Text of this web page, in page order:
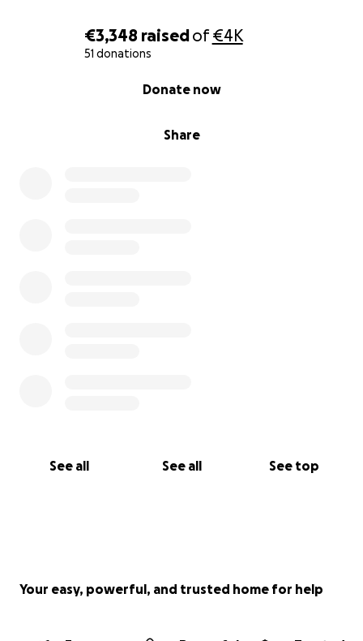
€3,348 raisedof€4K
51 donations
Share
Donate now
See all See all See top
Wiederbelebung unseres Wahrzeichens oder für
Kinder, die unsere Unterstützung brauchen.
Your easy, powerful, and trusted home for help